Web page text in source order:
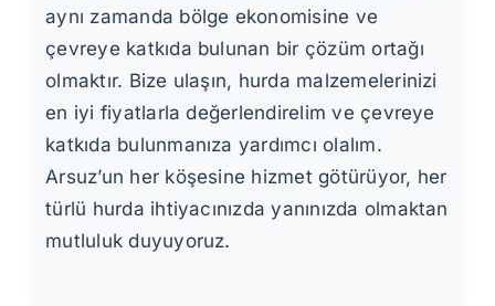
aynı zamanda bölge ekonomisine ve
çevreye katkıda bulunan bir çözüm ortağı
olmaktır. Bize ulaşın, hurda malzemelerinizi
en iyi fiyatlarla değerlendirelim ve çevreye
katkıda bulunmanıza yardımcı olalım.
Arsuz’un her köşesine hizmet götürüyor, her
türlü hurda ihtiyacınızda yanınızda olmaktan
mutluluk duyuyoruz.